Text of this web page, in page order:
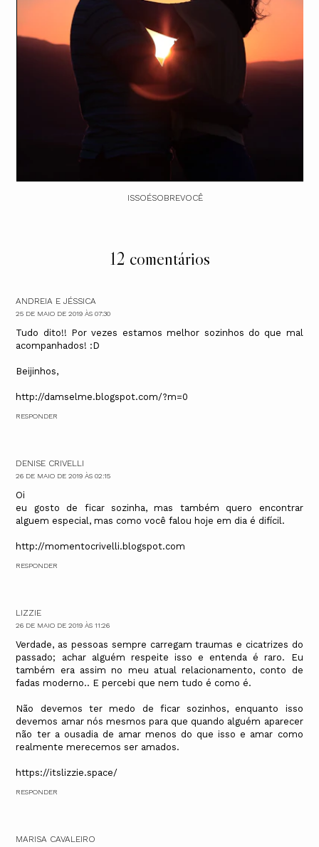
ISSOÉSOBREVOCÊ
12 comentários
ANDREIA E JÉSSICA
25 DE MAIO DE 2019 ÀS 07:30
Tudo dito!! Por vezes estamos melhor sozinhos do que mal
acompanhados! :D
Beijinhos,
http://damselme.blogspot.com/?m=0
RESPONDER
DENISE CRIVELLI
26 DE MAIO DE 2019 ÀS 02:15
Oi
eu gosto de ficar sozinha, mas também quero encontrar
alguem especial, mas como você falou hoje em dia é difícil.
http://momentocrivelli.blogspot.com
RESPONDER
LIZZIE
26 DE MAIO DE 2019 ÀS 11:26
Verdade, as pessoas sempre carregam traumas e cicatrizes do
passado; achar alguém respeite isso e entenda é raro. Eu
também era assim no meu atual relacionamento, conto de
fadas moderno.. E percebi que nem tudo é como é.
Não devemos ter medo de ficar sozinhos, enquanto isso
devemos amar nós mesmos para que quando alguém aparecer
não ter a ousadia de amar menos do que isso e amar como
realmente merecemos ser amados.
https://itslizzie.space/
RESPONDER
MARISA CAVALEIRO